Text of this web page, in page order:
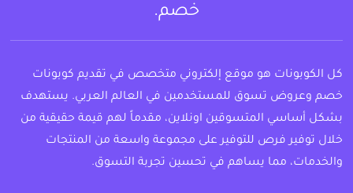
خصم.
كل الكوبونات هو موقع إلكتروني متخصص في تقديم كوبونات
خصم وعروض تسوق للمستخدمين في العالم العربي. يستهدف
بشكل أساسي المتسوقين اونلاين، مقدماً لهم قيمة حقيقية من
خلال توفير فرص للتوفير على مجموعة واسعة من المنتجات
والخدمات، مما يساهم في تحسين تجربة التسوق.